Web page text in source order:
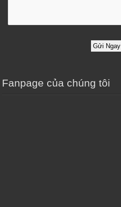
Gửi Ngay
Fanpage của chúng tôi